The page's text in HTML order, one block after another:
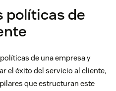
políticas de
de una empresa y
el éxito del servicio al cliente,
que estructuran este